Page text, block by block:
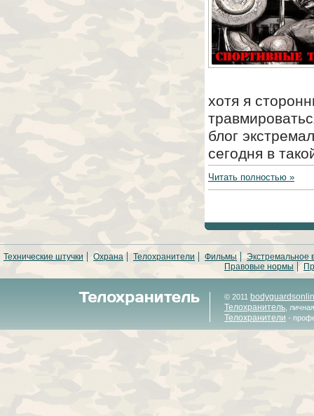
хотя я
блог
сегодня в
Читать полностью »
Технические штучки Охрана Телохранители Фильмы
Экстремальное
Правовые нормы
© 2011
Телохранитель ,
Телохранители -